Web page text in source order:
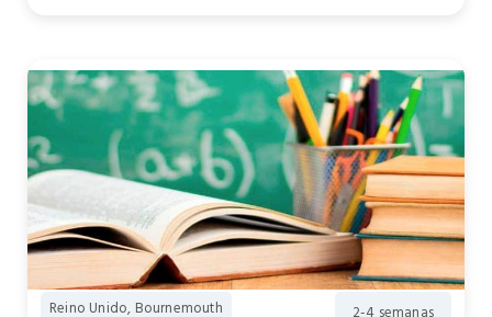
Reino Unido, Bournemouth